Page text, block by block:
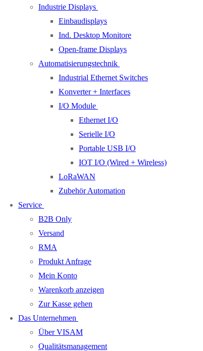
Industrie Displays
Einbaudisplays
Ind. Desktop Monitore
Open-frame Displays
Automatisierungstechnik
Industrial Ethernet Switches
Konverter + Interfaces
I/O Module
Ethernet I/O
Serielle I/O
Portable USB I/O
IOT I/O (Wired + Wireless)
LoRaWAN
Zubehör Automation
Service
B2B Only
Versand
RMA
Produkt Anfrage
Mein Konto
Warenkorb anzeigen
Zur Kasse gehen
Das Unternehmen
Über VISAM
Qualitätsmanagement